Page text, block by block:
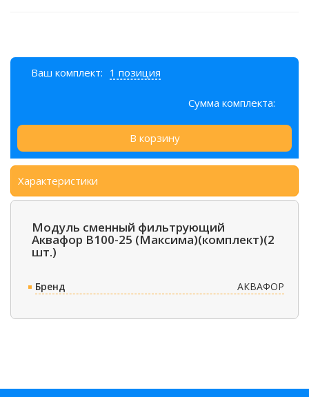
Ваш комплект: 1 позиция
Сумма комплекта:
В корзину
Характеристики
Модуль сменный фильтрующий
Аквафор В100-25 (Максима)(комплект)(2
шт.)
Бренд АКВАФОР